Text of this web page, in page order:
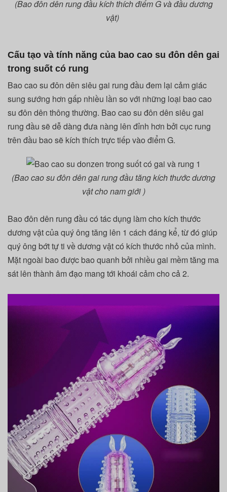
(Bao đôn dên rung đầu kích thích điểm G và đầu dương
vật)
Cấu tạo và tính năng của bao cao su đôn dên gai
trong suốt có rung
Bao cao su đôn dên siêu gai rung đầu đem lại cảm giác
sung sướng hơn gấp nhiều lần so với những loại bao cao
su đôn dên thông thường. Bao cao su đôn dên siêu gai
rung đầu sẽ dễ dàng đưa nàng lên đỉnh hơn bởi cục rung
trên đầu bao sẽ kích thích trực tiếp vào điểm G.
(Bao cao su đôn dên gai rung đầu tăng kích thước dương
vật cho nam giới )
Bao đôn dên rung đầu có tác dụng làm cho kích thước
dương vật của quý ông tăng lên 1 cách đáng kể, từ đó giúp
quý ông bớt tự ti về dương vật có kích thước nhỏ của mình.
Mặt ngoài bao được bao quanh bởi nhiều gai mềm tăng ma
sát lên thành âm đạo mang tới khoái cảm cho cả 2.